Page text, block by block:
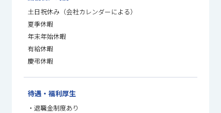
土日祝休み（会社カレンダーによる）
夏季休暇
年末年始休暇
有給休暇
慶弔休暇
待遇・福利厚生
・退職金制度あり